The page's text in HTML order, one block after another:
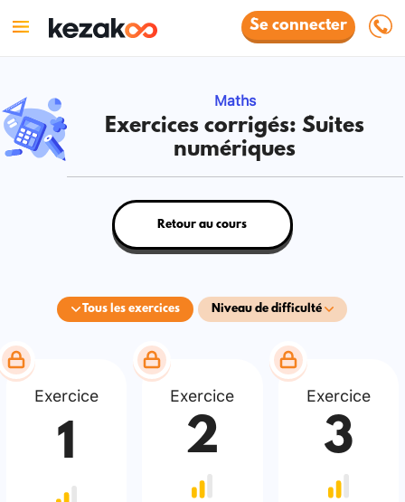
Se connecter
Maths
Exercices corrigés: Suites
numériques
Tous les exercices Niveau de difficulté
Retour au cours
Exercice
1
Exercice
2
Exercice
3